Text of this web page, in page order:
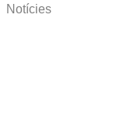
Notícies